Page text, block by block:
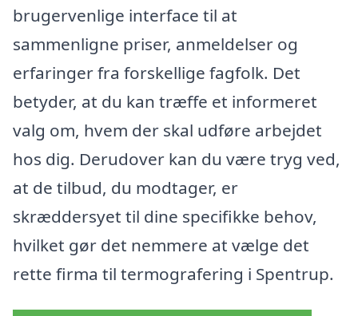
brugervenlige interface til at
sammenligne priser, anmeldelser og
erfaringer fra forskellige fagfolk. Det
betyder, at du kan træffe et informeret
valg om, hvem der skal udføre arbejdet
hos dig. Derudover kan du være tryg ved,
at de tilbud, du modtager, er
skræddersyet til dine specifikke behov,
hvilket gør det nemmere at vælge det
rette firma til termografering i Spentrup.